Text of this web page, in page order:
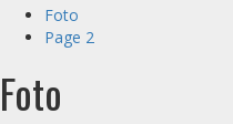
Foto
Page 2
Foto